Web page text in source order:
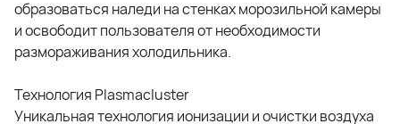
образоваться наледи на стенках морозильной камеры
и освободит пользователя от необходимости
размораживания холодильника.
Технология Plasmacluster
Уникальная технология ионизации и очистки воздуха